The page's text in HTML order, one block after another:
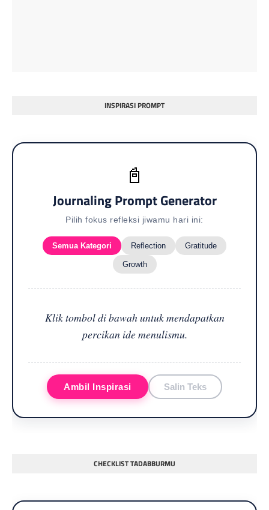
INSPIRASI PROMPT
📓
Journaling Prompt Generator
Pilih fokus refleksi jiwamu hari ini:
Semua Kategori Reflection Gratitude
Growth
Klik tombol di bawah untuk mendapatkan
percikan ide menulismu.
Ambil Inspirasi Salin Teks
CHECKLIST TADABBURMU